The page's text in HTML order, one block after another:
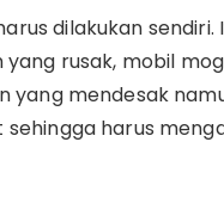
dilakukan sendiri.
rusak, mobil
yang mendesak
harus